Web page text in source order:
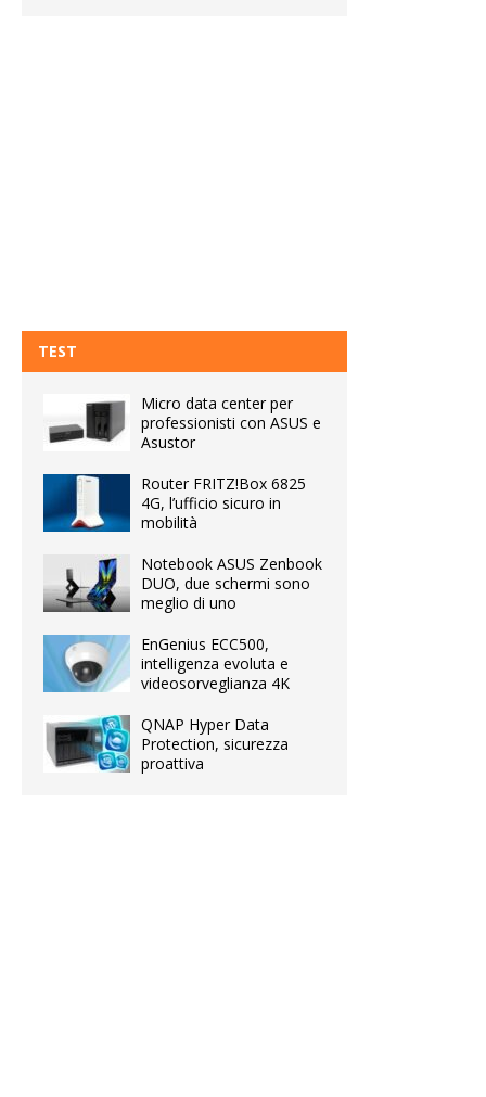
TEST
Micro data center per
professionisti con ASUS e
Asustor
Router FRITZ!Box 6825
4G, l’ufficio sicuro in
mobilità
Notebook ASUS Zenbook
DUO, due schermi sono
meglio di uno
EnGenius ECC500,
intelligenza evoluta e
videosorveglianza 4K
QNAP Hyper Data
Protection, sicurezza
proattiva